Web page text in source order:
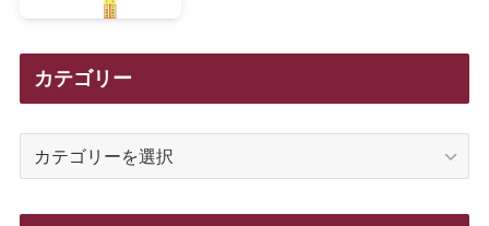
カテゴリー